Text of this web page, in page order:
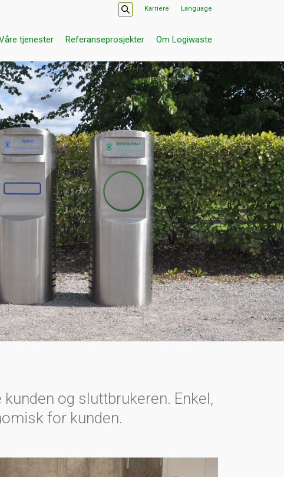
Karriere Language
tjenester Referanseprosjekter Om Logiwaste
og sluttbrukeren. Enkel,
for kunden.